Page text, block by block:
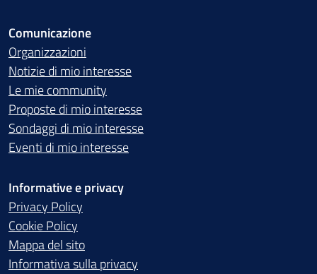
Comunicazione
Organizzazioni
Notizie di mio interesse
Le mie community
Proposte di mio interesse
Sondaggi di mio interesse
Eventi di mio interesse
Informative e privacy
Privacy Policy
Cookie Policy
Mappa del sito
Informativa sulla privacy